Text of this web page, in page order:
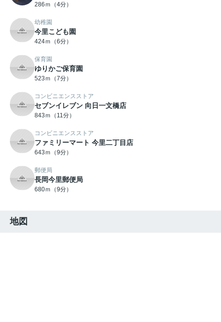
286ｍ（4分）
幼稚園
今里こども園
424ｍ（6分）
保育園
ゆりかご保育園
523ｍ（7分）
コンビニエンスストア
セブンイレブン 向日一文橋店
843ｍ（11分）
コンビニエンスストア
ファミリーマート 今里二丁目店
643ｍ（9分）
郵便局
長岡今里郵便局
680ｍ（9分）
地図